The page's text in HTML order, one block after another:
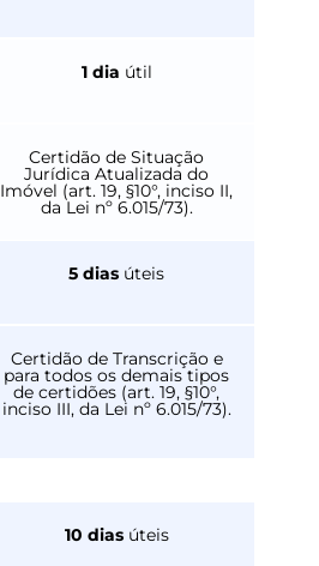
1 dia útil
Certidão de Situação
Jurídica Atualizada do
Imóvel (art. 19, §10°, inciso II,
da Lei nº 6.015/73).
5 dias úteis
Certidão de Transcrição e
para todos os demais tipos
de certidões (art. 19, §10°,
inciso III, da Lei nº 6.015/73).
10 diasúteis